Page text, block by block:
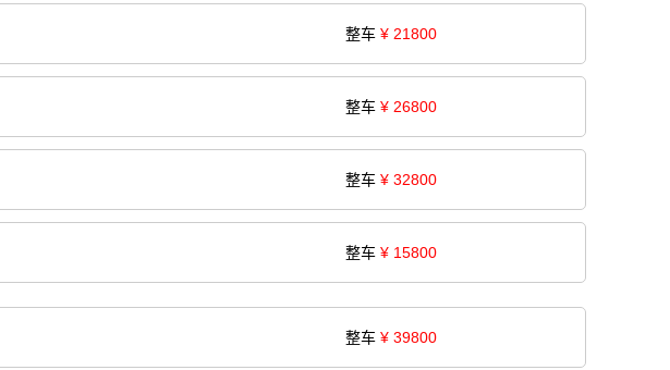
整车 ¥ 21800
整车 ¥ 26800
整车 ¥ 32800
整车 ¥ 15800
整车 ¥ 39800